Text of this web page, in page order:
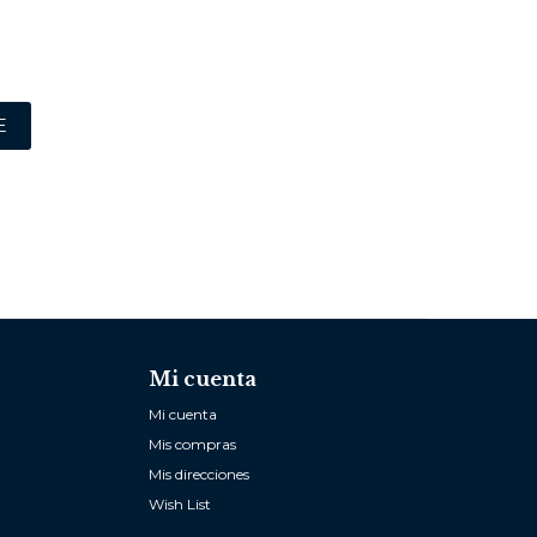
Mi cuenta
Mi cuenta
Mis compras
Mis direcciones
Wish List